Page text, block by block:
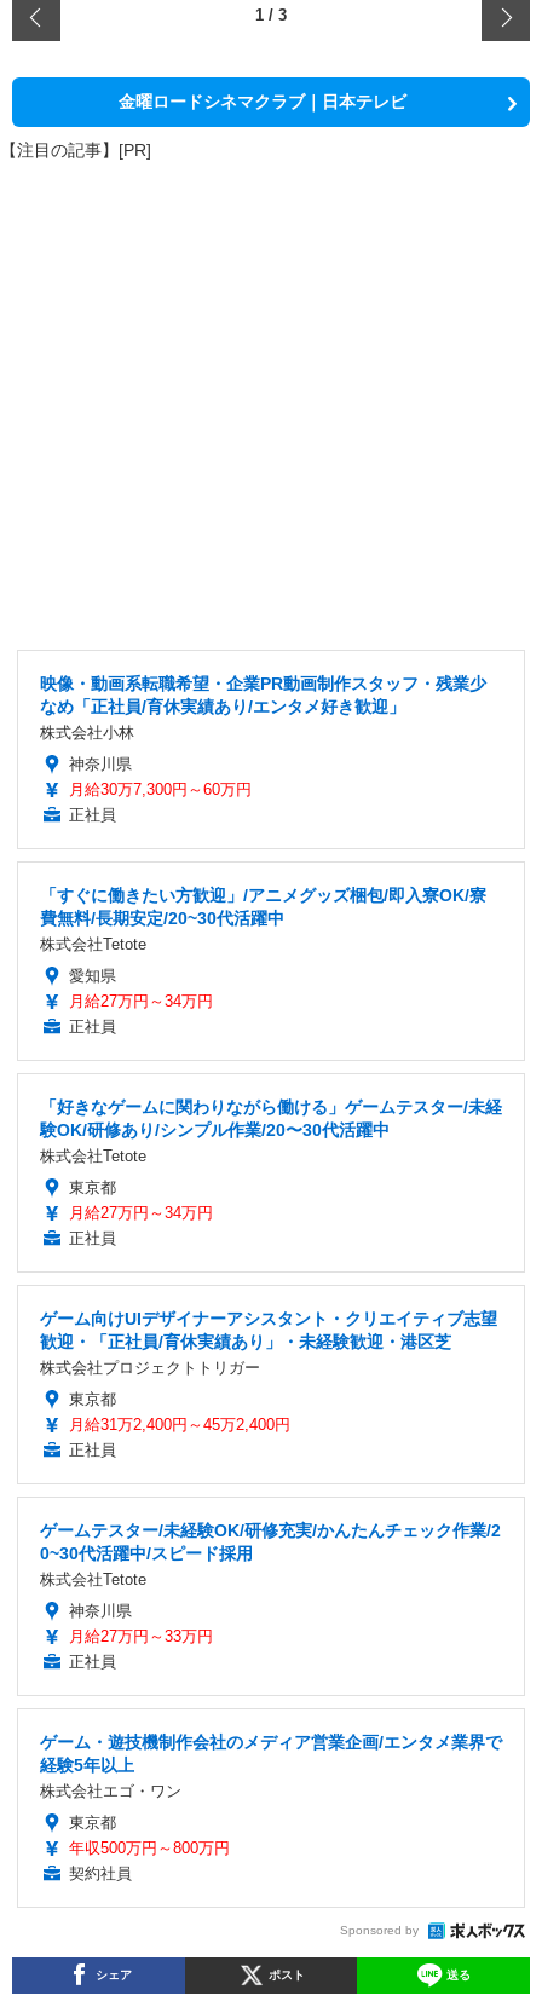
1 / 3
金曜ロードシネマクラブ｜日本テレビ
【注目の記事】[PR]
映像・動画系転職希望・企業PR動画制作スタッフ・残業少
なめ「正社員/育休実績あり/エンタメ好き歓迎」
株式会社小林
神奈川県
月給30万7,300円～60万円
正社員
「すぐに働きたい方歓迎」/アニメグッズ梱包/即入寮OK/寮
費無料/長期安定/20~30代活躍中
株式会社Tetote
愛知県
月給27万円～34万円
正社員
「好きなゲームに関わりながら働ける」ゲームテスター/未経
験OK/研修あり/シンプル作業/20〜30代活躍中
株式会社Tetote
東京都
月給27万円～34万円
正社員
ゲーム向けUIデザイナーアシスタント・クリエイティブ志望
歓迎・「正社員/育休実績あり」・未経験歓迎・港区芝
株式会社プロジェクトトリガー
東京都
月給31万2,400円～45万2,400円
正社員
ゲームテスター/未経験OK/研修充実/かんたんチェック作業/2
0~30代活躍中/スピード採用
株式会社Tetote
神奈川県
月給27万円～33万円
正社員
ゲーム・遊技機制作会社のメディア営業企画/エンタメ業界で
経験5年以上
株式会社エゴ・ワン
東京都
年収500万円～800万円
契約社員
Sponsored by
シェア ポスト 送る